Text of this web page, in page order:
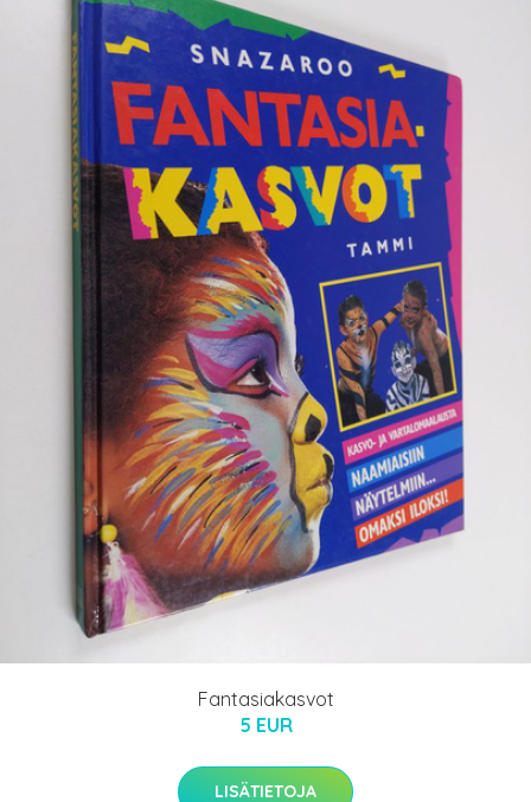
Fantasiakasvot
5 EUR
LISÄTIETOJA